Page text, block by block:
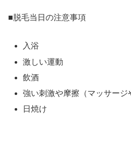
​■脱毛当日の注意事項​
入浴
激しい運動
飲酒
強い刺激や摩擦（マッサージ
日焼け